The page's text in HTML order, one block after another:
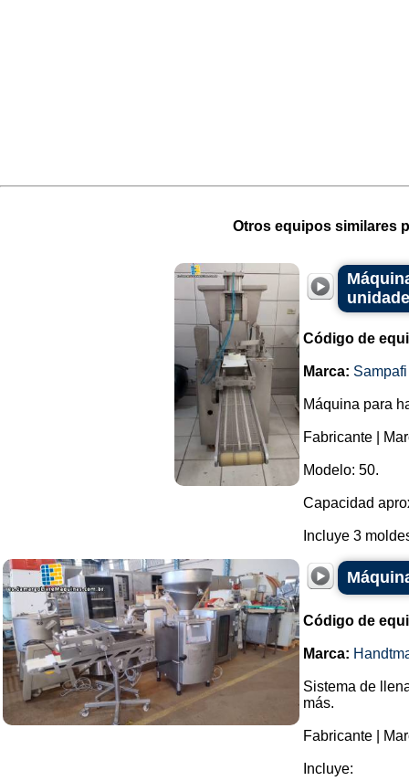
Otros equipos similares
Código de
Marca: Sampafi
Máquina para
Fabricante |
Modelo: 50.
Capacidad
Incluye 3
Código de
Marca:
Sistema de
más.
Fabricante |
Incluye: